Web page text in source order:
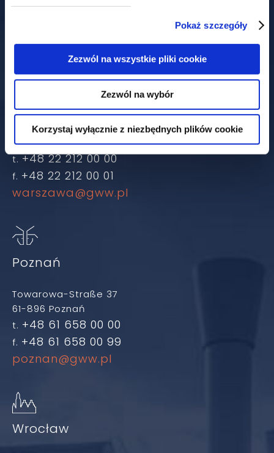
Pokaż szczegóły
Zezwól na wszystkie pliki cookie
Zezwól na wybór
Korzystaj wyłącznie z niezbędnych plików cookie
Książęca-Straße 4
00-498 Warschau
t. +48 22 212 00 00
f. +48 22 212 00 01
warszawa@gww.pl
Poznań
Towarowa-Straße 37
61-896 Poznań
t. +48 61 658 00 00
f. +48 61 658 00 99
poznan@gww.pl
Wrocław